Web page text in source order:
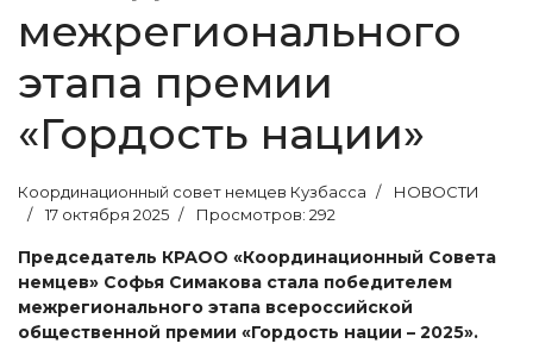
межрегионального
этапа премии
«Гордость нации»
Координационный совет немцев Кузбасса
НОВОСТИ
17 октября 2025
Просмотров: 292
Председатель КРАОО «Координационный Совета
немцев» Софья Симакова стала победителем
межрегионального этапа всероссийской
общественной премии «Гордость нации – 2025».